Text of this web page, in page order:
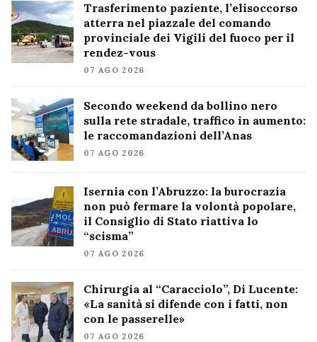
Trasferimento paziente, l’elisoccorso
atterra nel piazzale del comando
provinciale dei Vigili del fuoco per il
rendez-vous
07 AGO 2026
Secondo weekend da bollino nero
sulla rete stradale, traffico in aumento:
le raccomandazioni dell’Anas
07 AGO 2026
Isernia con l’Abruzzo: la burocrazia
non può fermare la volontà popolare,
il Consiglio di Stato riattiva lo
“scisma”
07 AGO 2026
Chirurgia al “Caracciolo”, Di Lucente:
«La sanità si difende con i fatti, non
con le passerelle»
07 AGO 2026